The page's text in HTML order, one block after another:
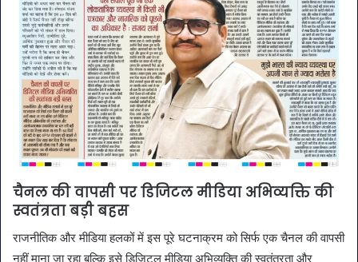
चैनल की वापसी पर डिजिटल मीडिया अभिव्यक्ति की
स्वतंत्रता बड़ी बहस
राजनीतिक और मीडिया हलकों में इस पूरे घटनाक्रम को सिर्फ एक चैनल की वापसी
नहीं माना जा रहा बल्कि इसे डिजिटल मीडिया अभिव्यक्ति की स्वतंत्रता और